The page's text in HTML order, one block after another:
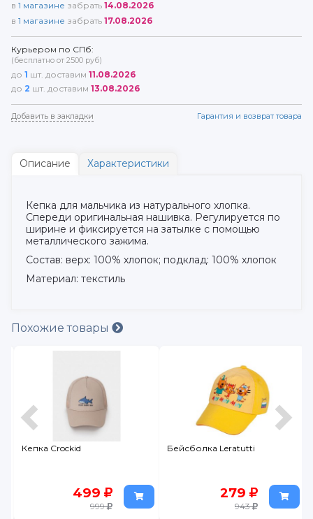
в 1 магазине забрать 14.08.2026
в 1 магазине забрать 17.08.2026
Курьером по СПб:
(бесплатно от 2500 руб)
до 1 шт. доставим 11.08.2026
до 2 шт. доставим 13.08.2026
Добавить в закладки Гарантия и возврат товара
Описание Характеристики
Кепка для мальчика из натурального хлопка.
Спереди оригинальная нашивка. Регулируется по
ширине и фиксируется на затылке с помощью
металлического зажима.
Состав: верх: 100% хлопок; подклад: 100% хлопок
Материал: текстиль
Похожие товары
Кепка Crockid
499
999
Бейсболка Leratutti
279
943